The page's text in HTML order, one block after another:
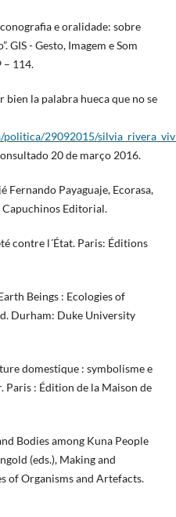
e oralidade: sobre
GIS - Gesto, Imagem e Som
– 114.
bien la palabra hueca que no se
29092015/
20 de março 2016.
Fernando Payaguaje, Ecorasa,
Editorial.
contre l´État. Paris: Éditions
Beings : Ecologies of
Durham: Duke University
domestique : symbolisme e
Paris : Édition de la Maison de
Bodies among Kuna People
(eds.), Making and
of Organisms and Artefacts.